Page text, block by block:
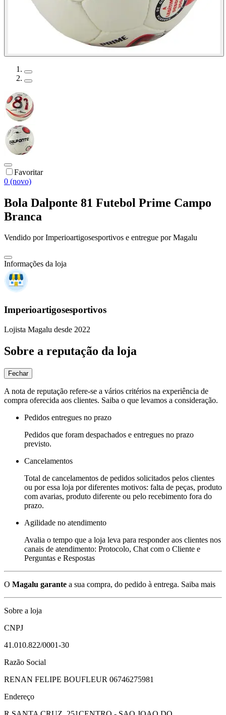
Favoritar
0 (novo)
Bola Dalponte 81 Futebol Prime Campo
Branca
Vendido porImperioartigosesportivos e entregue por Magalu
Informações da loja
Imperioartigosesportivos
Lojista Magalu desde 2022
Sobre a reputação da loja
Fechar
A nota de reputação refere-se a vários critérios na experiência de
compra oferecida aos clientes. Saiba o que levamos a consideração.
Pedidos entregues no prazo
Pedidos que foram despachados e entregues no prazo
previsto.
Cancelamentos
Total de cancelamentos de pedidos solicitados pelos clientes
ou por essa loja por diferentes motivos: falta de peças, produto
com avarias, produto diferente ou pelo recebimento fora do
prazo.
Agilidade no atendimento
Avalia o tempo que a loja leva para responder aos clientes nos
canais de atendimento: Protocolo, Chat com o Cliente e
Perguntas e Respostas
O Magalu garante a sua compra, do pedido à entrega. Saiba mais
Sobre a loja
CNPJ
41.010.822/0001-30
Razão Social
RENAN FELIPE BOUFLEUR 06746275981
Endereço